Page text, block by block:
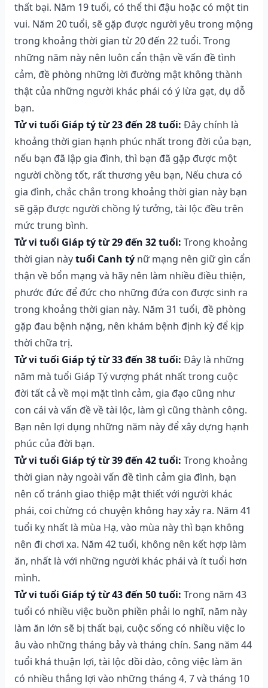
thất bại. Năm 19 tuổi, có thể thi đậu hoặc có một tin
vui. Năm 20 tuổi, sẽ gặp được người yêu trong mộng
trong khoảng thời gian từ 20 đến 22 tuổi. Trong
những năm này nên luôn cẩn thận về vấn đề tình
cảm, đề phòng những lời đường mật không thành
thật của những người khác phái có ý lừa gạt, dụ dỗ
bạn.
Tử vi tuổi Giáp tý từ 23 đến 28 tuổi: Đây chính là
khoảng thời gian hạnh phúc nhất trong đời của bạn,
nếu bạn đã lập gia đình, thì bạn đã gặp được một
người chồng tốt, rất thương yêu bạn, Nếu chưa có
gia đình, chắc chắn trong khoảng thời gian này bạn
sẽ gặp được người chồng lý tưởng, tài lộc đều trên
mức trung bình.
Tử vi tuổi Giáp tý từ 29 đến 32 tuổi: Trong khoảng
thời gian nàytuổi Canh tý nữ mạng nên giữ gìn cẩn
thận về bổn mạng và hãy nên làm nhiều điều thiện,
phước đức để đức cho những đứa con được sinh ra
trong khoảng thời gian này. Năm 31 tuổi, đề phòng
gặp đau bệnh nặng, nên khám bệnh định kỳ để kịp
thời chữa trị.
Tử vi tuổi Giáp tý từ 33 đến 38 tuổi: Đây là những
năm mà tuổi Giáp Tý vượng phát nhất trong cuộc
đời tất cả về mọi mặt tình cảm, gia đạo cũng như
con cái và vấn đề về tài lộc, làm gì cũng thành công.
Bạn nên lợi dụng những năm này để xây dựng hạnh
phúc của đời bạn.
Tử vi tuổi Giáp tý từ 39 đến 42 tuổi: Trong khoảng
thời gian này ngoài vấn đề tình cảm gia đình, bạn
nên cố tránh giao thiệp mật thiết với người khác
phái, coi chừng có chuyện không hay xảy ra. Năm 41
tuổi kỵ nhất là mùa Hạ, vào mùa này thì bạn không
nên đi chơi xa. Năm 42 tuổi, không nên kết hợp làm
ăn, nhất là với những người khác phái và ít tuổi hơn
mình.
Tử vi tuổi Giáp tý từ 43 đến 50 tuổi: Trong năm 43
tuổi có nhiều việc buồn phiền phải lo nghĩ, năm này
làm ăn lớn sẽ bị thất bại, cuộc sống có nhiều việc lo
âu vào những tháng bảy và tháng chín. Sang năm 44
tuổi khá thuận lợi, tài lộc dồi dào, công việc làm ăn
có nhiều thắng lợi vào những tháng 4, 7 và tháng 10